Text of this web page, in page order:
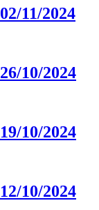
11/2024
10/2024
10/2024
10/2024